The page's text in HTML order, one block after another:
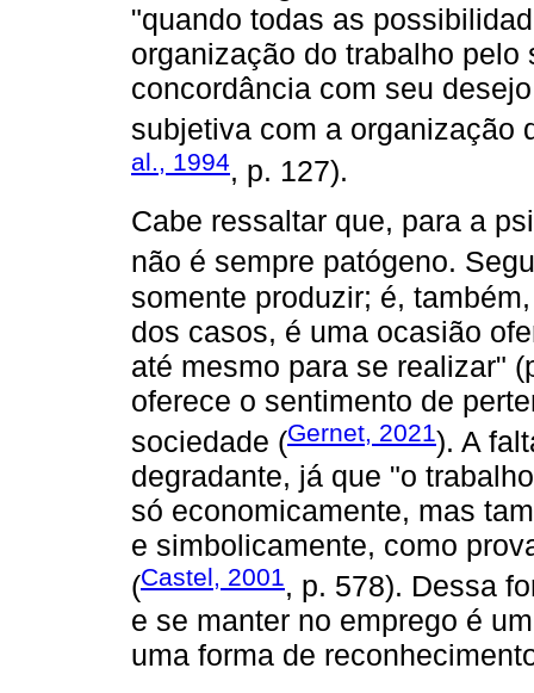
"quando todas as
organização do trabalho
concordância com seu
subjetiva com a organização
al., 1994, p. 127).
Cabe ressaltar que, para a
não é sempre patógeno.
somente produzir; é,
dos casos, é uma ocasião
até mesmo para se realizar"
oferece o sentimento de
sociedade (Gernet, 2021). A
degradante, já que "o
só economicamente, mas
e simbolicamente, como
(Castel, 2001, p. 578). Dessa
e se manter no emprego é
uma forma de